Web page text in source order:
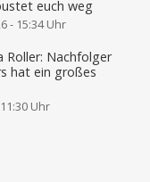
euch weg
- 15:34 Uhr
Roller: Nachfolger
hat ein großes
Uhr